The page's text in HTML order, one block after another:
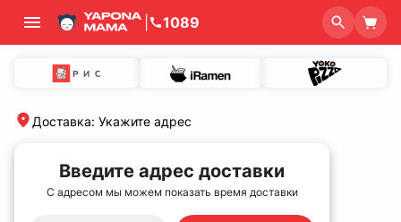
1089
Доставка: Укажите адрес
Оферта для программы
Введите адрес доставки
С адресом мы можем показать время доставки